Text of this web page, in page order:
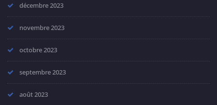
décembre 2023
novembre 2023
octobre 2023
septembre 2023
août 2023